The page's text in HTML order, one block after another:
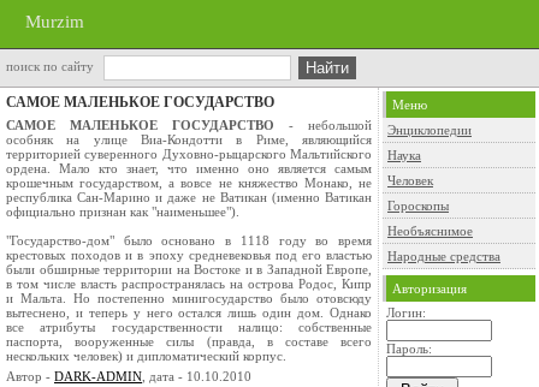
Murzim
поиск по сайту
САМОЕ МАЛЕНЬКОЕ ГОСУДАРСТВО
САМОЕ МАЛЕНЬКОЕ ГОСУДАРСТВО - небольшой
особняк на улице Виа-Кондотти в Риме, являющийся
территорией суверенного Духовно-рыцарского Мальтийского
ордена. Мало кто знает, что именно оно является самым
крошечным государством, а вовсе не княжество Монако, не
республика Сан-Марино и даже не Ватикан (именно Ватикан
официально признан как "наименьшее").
"Государство-дом" было основано в 1118 году во время
крестовых походов и в эпоху средневековья под его властью
были обширные территории на Востоке и в Западной Европе,
в том числе власть распространялась на острова Родос, Кипр
и Мальта. Но постепенно минигосударство было отовсюду
вытеснено, и теперь у него остался лишь один дом. Однако
все атрибуты государственности налицо: собственные
паспорта, вооруженные силы (правда, в составе всего
нескольких человек) и дипломатический корпус.
Автор - DARK-ADMIN , дата - 10.10.2010
Меню
Энциклопедии
Наука
Человек
Гороскопы
Необъяснимое
Народные средства
Авторизация
Логин:
Пароль: